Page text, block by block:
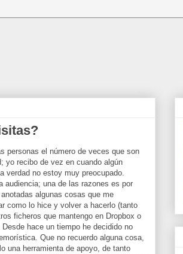
personas el número de veces que son
yo recibo de vez en cuando algún
verdad no estoy muy preocupado.
audiencia; una de las razones es por
algunas cosas que me
como lo hice y volver a hacerlo (tanto
ficheros que mantengo en Dropbox o
hace un tiempo he decidido no
Que no recuerdo alguna cosa,
una herramienta de apoyo, de tanto